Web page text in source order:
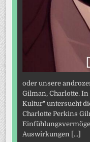
oder unsere
Gilman, Charlotte.
Kultur" untersucht
Charlotte Perkins
Auswirkungen
[...]